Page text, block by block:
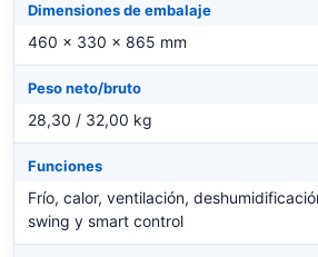
Dimensiones de embalaje
460 x 330 x 865 mm
Peso neto/bruto
28,30 / 32,00 kg
Funciones
Frío, calor, ventilación,
swing y smart control